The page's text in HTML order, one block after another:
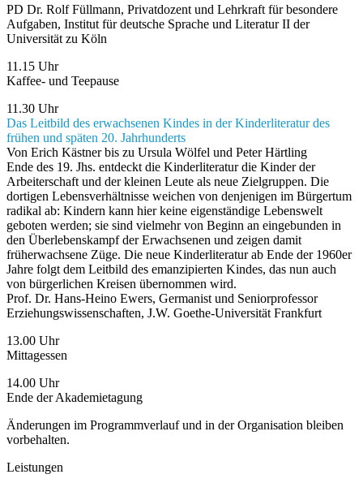
PD Dr. Rolf Füllmann, Privatdozent und Lehrkraft für besondere
Aufgaben, Institut für deutsche Sprache und Literatur II der
Universität zu Köln
11.15 Uhr
Kaffee- und Teepause
11.30 Uhr
Das Leitbild des erwachsenen Kindes in der Kinderliteratur des
frühen und späten 20. Jahrhunderts
Von Erich Kästner bis zu Ursula Wölfel und Peter Härtling
Ende des 19. Jhs. entdeckt die Kinderliteratur die Kinder der
Arbeiterschaft und der kleinen Leute als neue Zielgruppen. Die
dortigen Lebensverhältnisse weichen von denjenigen im Bürgertum
radikal ab: Kindern kann hier keine eigenständige Lebenswelt
geboten werden; sie sind vielmehr von Beginn an eingebunden in
den Überlebenskampf der Erwachsenen und zeigen damit
früherwachsene Züge. Die neue Kinderliteratur ab Ende der 1960er
Jahre folgt dem Leitbild des emanzipierten Kindes, das nun auch
von bürgerlichen Kreisen übernommen wird.
Prof. Dr. Hans-Heino Ewers, Germanist und Seniorprofessor
Erziehungswissenschaften, J.W. Goethe-Universität Frankfurt
13.00 Uhr
Mittagessen
14.00 Uhr
Ende der Akademietagung
Änderungen im Programmverlauf und in der Organisation bleiben
vorbehalten.
Leistungen